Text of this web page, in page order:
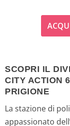
SCOPRI IL
CITY ACTION
PRIGIONE
La stazione di
appassionato